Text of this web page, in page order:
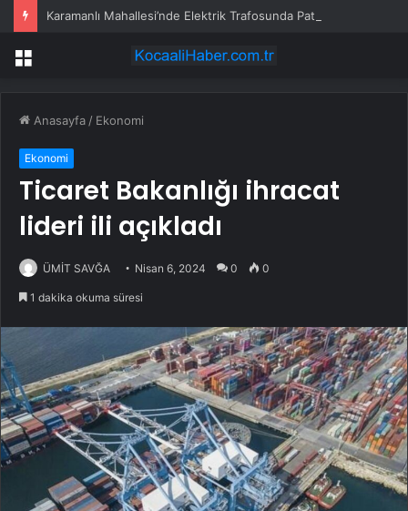
Menü
Anasayfa / Ekonomi
Ekonomi
Ticaret Bakanlığı ihracat
lideri ili açıkladı
ÜMİT SAVĞA Nisan 6, 2024 0 0
1 dakika okuma süresi